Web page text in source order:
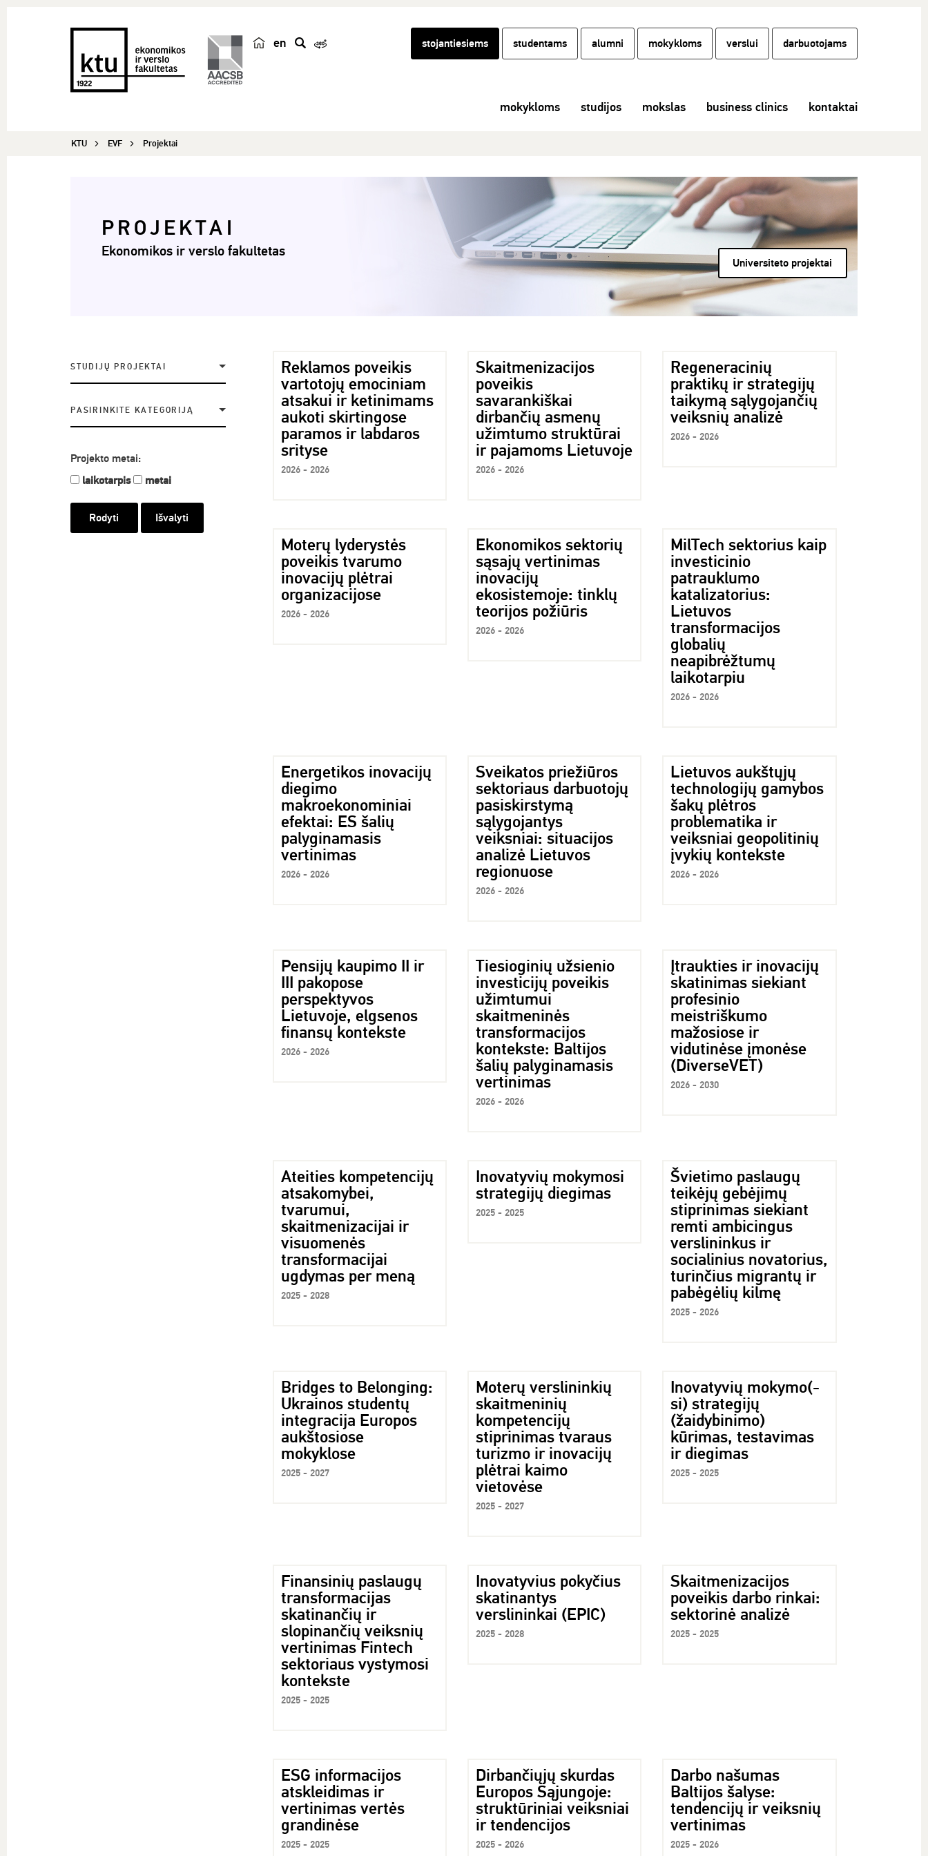
en stojantiesiems studentams alumni mokykloms verslui darbuotojams
mokykloms studijos mokslas business clinics kontaktai
KTU EVF Projektai
PROJEKTAI
Ekonomikos ir verslo fakultetas
Universiteto projektai
STUDIJŲ PROJEKTAI
PASIRINKITE KATEGORIJĄ
Projekto metai:
laikotarpis
metai
Išvalyti
Reklamos poveikis
vartotojų emociniam
atsakui ir ketinimams
aukoti skirtingose
paramos ir labdaros
srityse
2026 - 2026
Skaitmenizacijos
poveikis
savarankiškai
dirbančių asmenų
užimtumo struktūrai
ir pajamoms Lietuvoje
2026 - 2026
Regeneracinių
praktikų ir strategijų
taikymą sąlygojančių
veiksnių analizė
2026 - 2026
Moterų lyderystės
poveikis tvarumo
inovacijų plėtrai
organizacijose
2026 - 2026
Ekonomikos sektorių
sąsajų vertinimas
inovacijų
ekosistemoje: tinklų
teorijos požiūris
2026 - 2026
MilTech sektorius kaip
investicinio
patrauklumo
katalizatorius:
Lietuvos
transformacijos
globalių
neapibrėžtumų
laikotarpiu
2026 - 2026
Energetikos inovacijų
diegimo
makroekonominiai
efektai: ES šalių
palyginamasis
vertinimas
2026 - 2026
Sveikatos priežiūros
sektoriaus darbuotojų
pasiskirstymą
sąlygojantys
veiksniai: situacijos
analizė Lietuvos
regionuose
2026 - 2026
Lietuvos aukštųjų
technologijų gamybos
šakų plėtros
problematika ir
veiksniai geopolitinių
įvykių kontekste
2026 - 2026
Pensijų kaupimo II ir
III pakopose
perspektyvos
Lietuvoje, elgsenos
finansų kontekste
2026 - 2026
Tiesioginių užsienio
investicijų poveikis
užimtumui
skaitmeninės
transformacijos
kontekste: Baltijos
šalių palyginamasis
vertinimas
2026 - 2026
Įtraukties ir inovacijų
skatinimas siekiant
profesinio
meistriškumo
mažosiose ir
vidutinėse įmonėse
(DiverseVET)
2026 - 2030
Ateities kompetencijų
atsakomybei,
tvarumui,
skaitmenizacijai ir
visuomenės
transformacijai
ugdymas per meną
2025 - 2028
Inovatyvių mokymosi
strategijų diegimas
2025 - 2025
Švietimo paslaugų
teikėjų gebėjimų
stiprinimas siekiant
remti ambicingus
verslininkus ir
socialinius novatorius,
turinčius migrantų ir
pabėgėlių kilmę
2025 - 2026
Bridges to Belonging:
Ukrainos studentų
integracija Europos
aukštosiose
mokyklose
2025 - 2027
Moterų verslininkių
skaitmeninių
kompetencijų
stiprinimas tvaraus
turizmo ir inovacijų
plėtrai kaimo
vietovėse
2025 - 2027
Inovatyvių mokymo(-
si) strategijų
(žaidybinimo)
kūrimas, testavimas
ir diegimas
2025 - 2025
Finansinių paslaugų
transformacijas
skatinančių ir
slopinančių veiksnių
vertinimas Fintech
sektoriaus vystymosi
kontekste
2025 - 2025
Inovatyvius pokyčius
skatinantys
verslininkai (EPIC)
2025 - 2028
Skaitmenizacijos
poveikis darbo rinkai:
sektorinė analizė
2025 - 2025
ESG informacijos
atskleidimas ir
vertinimas vertės
grandinėse
2025 - 2025
Dirbančiųjų skurdas
Europos Sąjungoje:
struktūriniai veiksniai
ir tendencijos
2025 - 2026
Darbo našumas
Baltijos šalyse:
tendencijų ir veiksnių
vertinimas
2025 - 2026